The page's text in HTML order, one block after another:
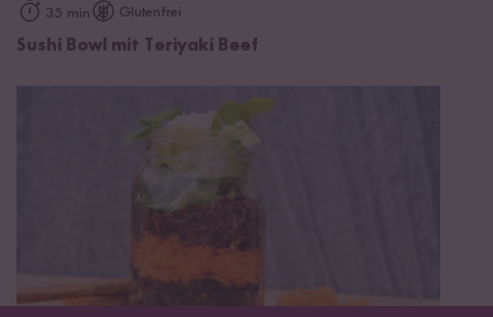
35 min Glutenfrei
Sushi Bowl mit Teriyaki Beef